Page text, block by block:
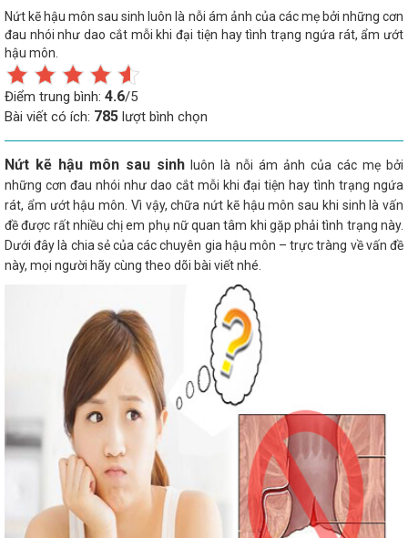
Nứt kẽ hậu môn sau sinh luôn là nỗi ám ảnh của các mẹ bởi những cơn
đau nhói như dao cắt mỗi khi đại tiện hay tình trạng ngứa rát, ẩm ướt
hậu môn.
Điểm trung bình: 4.6/5
Bài viết có ích: 785 lượt bình chọn
Nứt kẽ hậu môn sau sinh luôn là nỗi ám ảnh của các mẹ bởi
những cơn đau nhói như dao cắt mỗi khi đại tiện hay tình trạng ngứa
rát, ẩm ướt hậu môn. Vì vậy, chữa nứt kẽ hậu môn sau khi sinh là vấn
đề được rất nhiều chị em phụ nữ quan tâm khi gặp phải tình trạng này.
Dưới đây là chia sẻ của các chuyên gia hậu môn – trực tràng về vấn đề
này, mọi người hãy cùng theo dõi bài viết nhé.